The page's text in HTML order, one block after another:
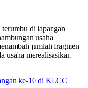
di lapangan
usaha
jumlah fragmen
usaha merealisasikan
ke-10 di KLCC